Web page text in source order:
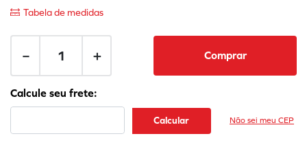
Tabela de medidas
＋
－ Comprar
Não sei meu CEP